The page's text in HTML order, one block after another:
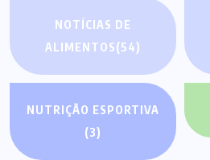
NOTÍCIAS DE
ALIMENTOS(54)
NUTRIÇÃO ESPORTIVA
(3)